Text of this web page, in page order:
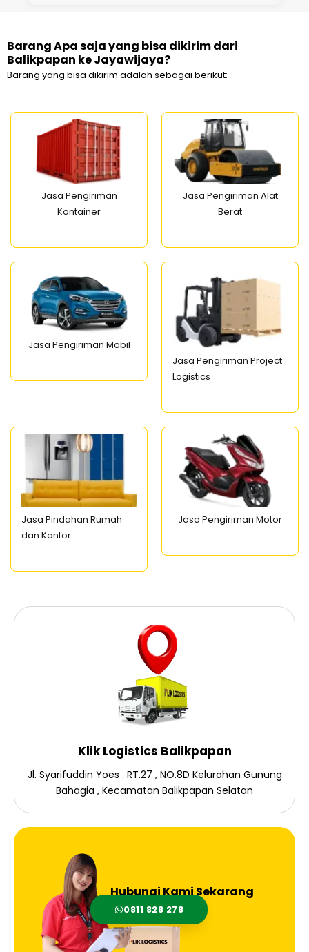
Barang Apa saja yang bisa dikirim dari
Balikpapan ke Jayawijaya?
Barang yang bisa dikirim adalah sebagai berikut:
Jasa Pengiriman
Kontainer
Jasa Pengiriman Alat
Berat
Jasa Pengiriman Mobil
Jasa Pengiriman Project
Logistics
Jasa Pindahan Rumah
dan Kantor
Jasa Pengiriman Motor
Klik Logistics Balikpapan
Jl. Syarifuddin Yoes . RT.27 , NO.8D Kelurahan Gunung
Bahagia , Kecamatan Balikpapan Selatan
Hubungi Kami Sekarang
0811 828 278